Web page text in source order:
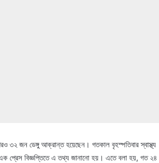
৩২ জন ডেঙ্গু আক্রান্ত হয়েছেন। গতকাল বৃহস্পতিবার স্বাস্থ্য
এক প্রেস বিজ্ঞপ্তিতে এ তথ্য জানানো হয়। এতে বলা হয়, গত ২৪